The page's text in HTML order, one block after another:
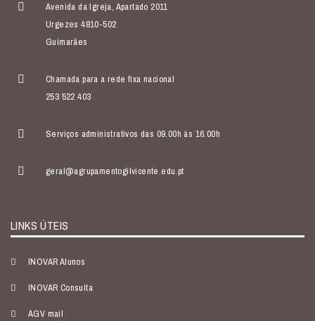
Avenida da Igreja, Apartado 2011
Urgezes 4810-502
Guimarães
Chamada para a rede fixa nacional
253 522 403
Serviços administrativos das 09.00h às 16.00h
geral@agrupamentogilvicente.edu.pt
LINKS ÚTEIS
INOVAR Alunos
INOVAR Consulta
AGV mail